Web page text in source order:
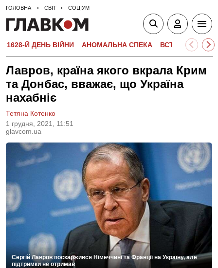
ГОЛОВНА СВІТ СОЦІУМ
1628-Й ДЕНЬ ВІЙНИ АНОМАЛЬНА СПЕКА ВСТУПНА
Лавров, країна якого вкрала Крим
та Донбас, вважає, що Україна
нахабніє
1 грудня, 2021, 11:51
glavcom.ua
Тетяна Котенко
Сергій Лавров поскаржився Німеччині та Франції на Україну, але
підтримки не отримав